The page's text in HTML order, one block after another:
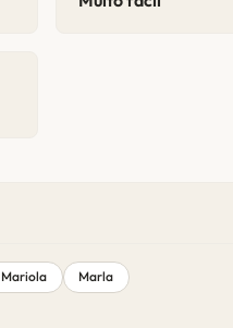
Mariola Marla